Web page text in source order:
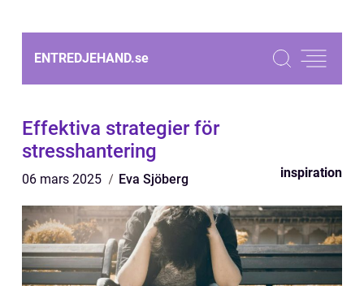
ENTREDJEHAND.se
Effektiva strategier för
stresshantering
06 mars 2025 Eva Sjöberg inspiration